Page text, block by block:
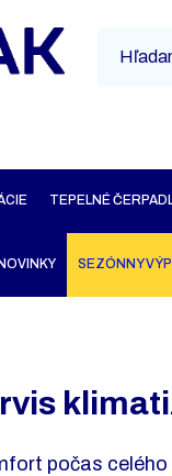
TEPELNÉ
NOVINKY SEZÓNNY
počas